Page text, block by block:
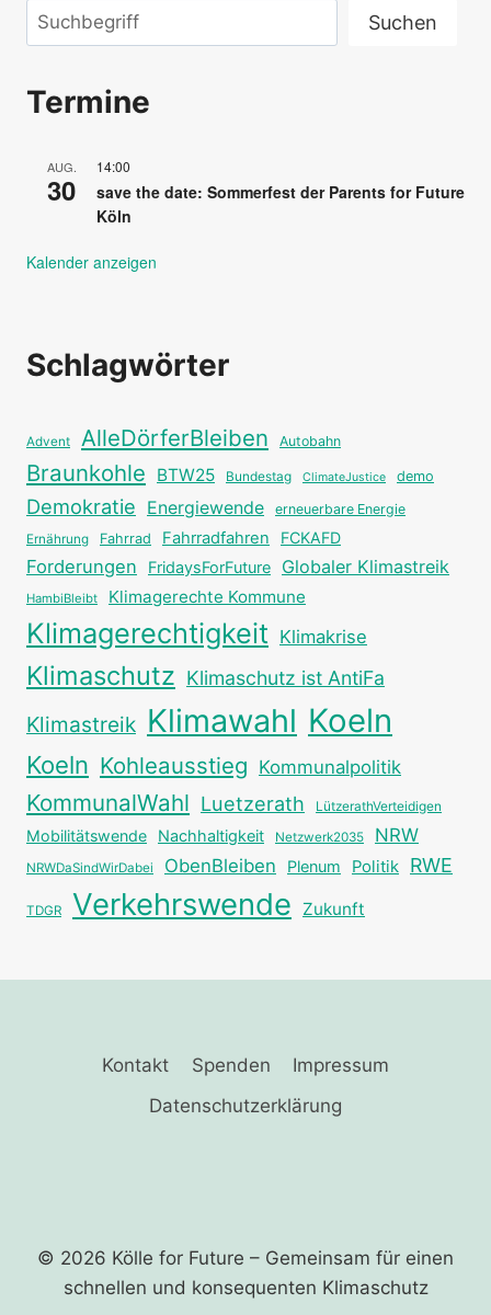
Suchen Suchen
Termine
AUG.
30
14:00
save the date: Sommerfest der Parents for Future
Köln
Kalender anzeigen
Schlagwörter
Advent AlleDörferBleiben Autobahn
Braunkohle BTW25 Bundestag ClimateJustice demo
Demokratie Energiewende erneuerbare Energie
Ernährung Fahrrad Fahrradfahren FCKAFD
Forderungen FridaysForFuture Globaler Klimastreik
HambiBleibt Klimagerechte Kommune
Klimagerechtigkeit Klimakrise
Klimaschutz Klimaschutz ist AntiFa
Klimastreik Klimawahl Koeln
Koeln Kohleausstieg Kommunalpolitik
KommunalWahl Luetzerath LützerathVerteidigen
Mobilitätswende Nachhaltigkeit Netzwerk2035 NRW
NRWDaSindWirDabei ObenBleiben Plenum Politik RWE
TDGR Verkehrswende Zukunft
Kontakt Spenden
Impressum
Datenschutzerklärung
© 2026 Kölle for Future – Gemeinsam für einen
schnellen und ­konsequenten Klimaschutz